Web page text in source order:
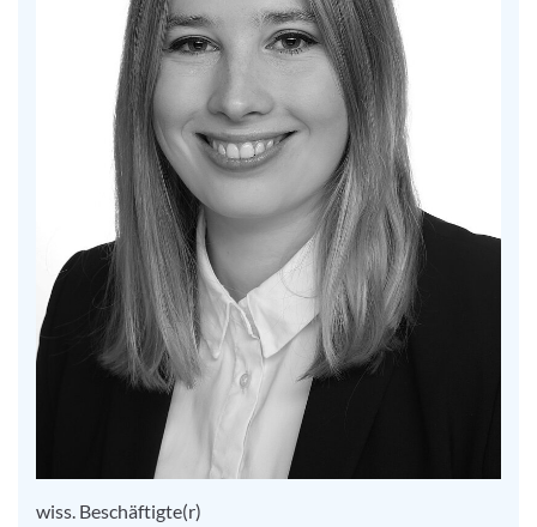
wiss. Beschäftigte(r)